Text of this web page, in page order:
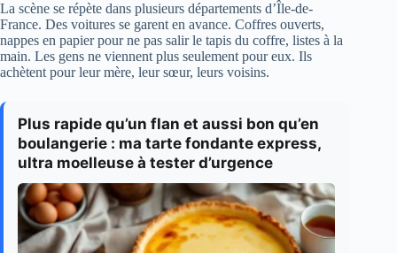
La scène se répète dans plusieurs départements d’Île-de-
France. Des voitures se garent en avance. Coffres ouverts,
nappes en papier pour ne pas salir le tapis du coffre, listes à la
main. Les gens ne viennent plus seulement pour eux. Ils
achètent pour leur mère, leur sœur, leurs voisins.
Plus rapide qu’un flan et aussi bon qu’en
boulangerie : ma tarte fondante express,
ultra moelleuse à tester d’urgence